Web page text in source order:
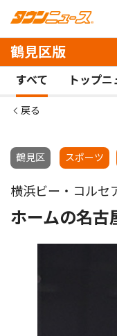
鶴見区版
すべて トップニ
戻る
鶴見区 スポーツ
横浜ビー・コルセ
ホームの名古